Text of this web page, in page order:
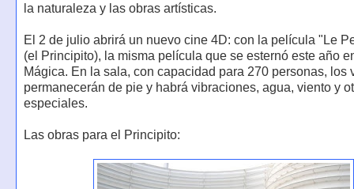
la naturaleza y las obras artísticas.
El 2 de julio abrirá un nuevo cine 4D: con la película "Le
(el Principito), la misma película que se esternó este año
Mágica. En la sala, con capacidad para 270 personas, los
permanecerán de pie y habrá vibraciones, agua, viento y
especiales.
Las obras para el Principito: